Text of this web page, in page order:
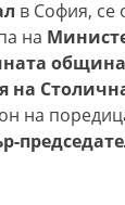
в София, се
на
на
на